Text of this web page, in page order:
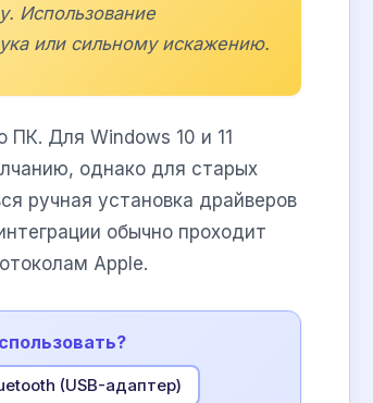
Использование
или сильному искажению.
Для Windows 10 и 11
однако для старых
ручная установка драйверов
обычно проходит
Apple.
(USB-адаптер)